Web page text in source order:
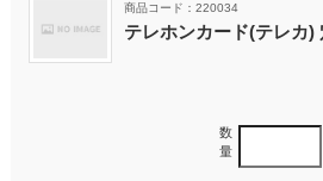
商品コード：220034
テレホンカード(テレカ)
数
量